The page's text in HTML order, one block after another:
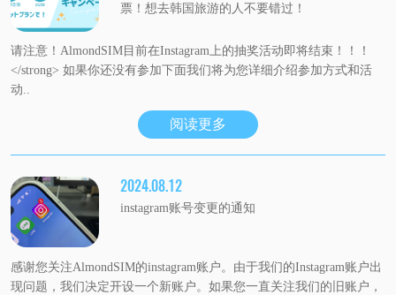
票！想去韩国旅游的人不要错过！
请注意！AlmondSIM目前在Instagram上的抽奖活动即将结束！！！
</strong> 如果你还没有参加下面我们将为您详细介绍参加方式和活
动..
阅读更多
2024.08.12
instagram账号变更的通知
感谢您关注AlmondSIM的instagram账户。由于我们的Instagram账户出
现问题，我们决定开设一个新账户。如果您一直关注我们的旧账户，